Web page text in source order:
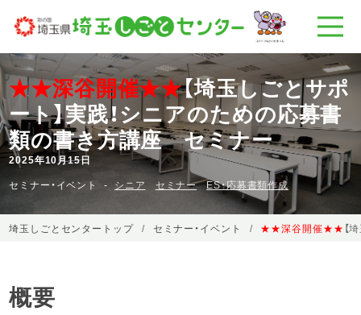
★★深谷開催★★【埼玉しごとサポ
ート】実践！シニアのための応募書
類の書き方講座 セミナー
2025年10月15日
セミナー・イベント
シニア セミナー ES・応募書類作成
埼玉しごとセンタートップ セミナー・イベント ★★深谷開催★★ 【
概要